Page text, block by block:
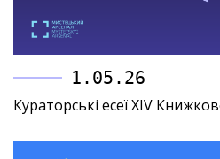
1.05.26
Кураторські есеї XIV